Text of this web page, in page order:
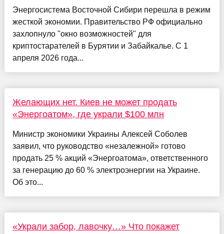
Энергосистема Восточной Сибири перешла в режим
жесткой экономии. Правительство РФ официально
захлопнуло "окно возможностей" для
криптостарателей в Бурятии и Забайкалье. С 1
апреля 2026 года...
Желающих нет. Киев не может продать
«Энергоатом», где украли $100 млн
Министр экономики Украины Алексей Соболев
заявил, что руководство «незалежной» готово
продать 25 % акций «Энергоатома», ответственного
за генерацию до 60 % электроэнергии на Украине.
Об это...
«Украли забор, лавочку…» Что покажет